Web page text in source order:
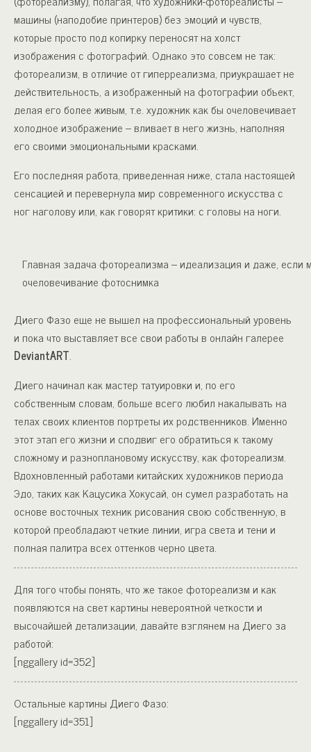
машины (наподобие принтеров) без эмоций и чувств,
которые просто под копирку переносят на холст
изображения с фотографий. Однако это совсем не так:
фотореализм, в отличие от гиперреализма, приукрашает не
действительность, а изображенный на фотографии объект,
делая его более живым, т.е. художник как бы очеловечивает
холодное изображение – вливает в него жизнь, наполняя
его своими эмоциональными красками.
Его последняя работа, приведенная ниже, стала настоящей
сенсацией и перевернула мир современного искусства с
ног наголову или, как говорят критики: с головы на ноги.
Главная задача фотореализма – идеализация и даже, если
очеловечивание фотоснимка
Диего Фазо еще не вышел на профессиональный уровень
и пока что выставляет все свои работы в онлайн галерее
DeviantART.
Диего начинал как мастер татуировки и, по его
собственным словам, больше всего любил накалывать на
телах своих клиентов портреты их родственников. Именно
этот этап его жизни и сподвиг его обратиться к такому
сложному и разноплановому искусству, как фотореализм.
Вдохновленный работами китайских художников периода
Эдо, таких как Кацусика Хокусай, он сумел разработать на
основе восточных техник рисования свою собственную, в
которой преобладают четкие линии, игра света и тени и
полная палитра всех оттенков черно цвета.
Для того чтобы понять, что же такое фотореализм и как
появляются на свет картины невероятной четкости и
высочайшей детализации, давайте взглянем на Диего за
работой:
[nggallery id=352]
Остальные картины Диего Фазо:
[nggallery id=351]